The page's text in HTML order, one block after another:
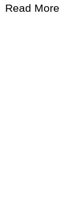
Read More